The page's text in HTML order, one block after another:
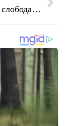
Лишени од слобода 34 лица за безобѕирно возење, изминатите два дена 1026 сообраќајни прекршоци